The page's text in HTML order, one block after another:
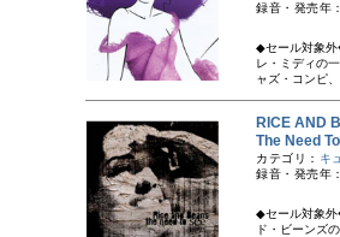
録音・発売年
◆セール対象外
レ・ミディの
ャズ・コンピ
RICE AND
The Need
カテゴリ： キ
録音・発売年
◆セール対象外
ド・ビーンズ